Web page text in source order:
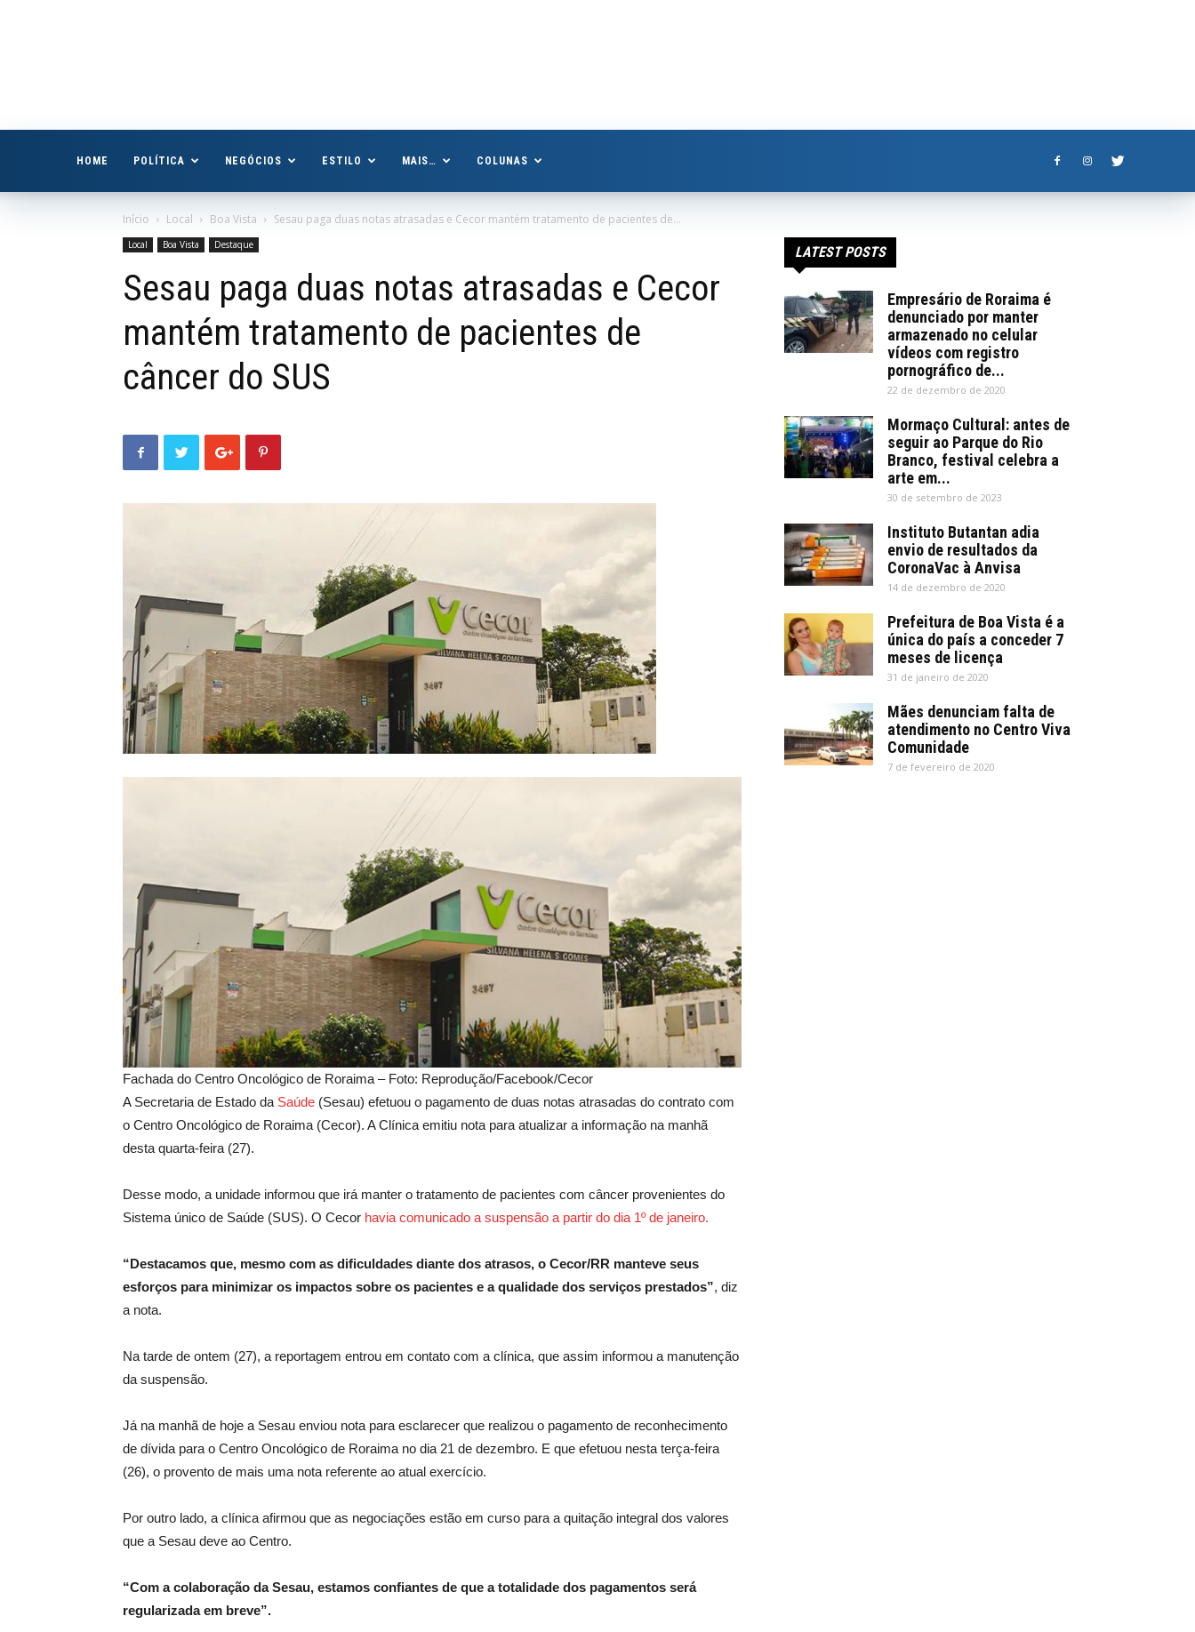
HOME POLÍTICA NEGÓCIOS ESTILO MAIS… COLUNAS
Início Local Boa Vista Sesau paga duas notas atrasadas e Cecor mantém tratamento de pacientes de...
Local Boa Vista Destaque
Sesau paga duas notas atrasadas e Cecor
mantém tratamento de pacientes de
câncer do SUS
Fachada do Centro Oncológico de Roraima – Foto: Reprodução/Facebook/Cecor
A Secretaria de Estado da Saúde (Sesau) efetuou o pagamento de duas notas atrasadas do contrato com
o Centro Oncológico de Roraima (Cecor). A Clínica emitiu nota para atualizar a informação na manhã
desta quarta-feira (27).
Desse modo, a unidade informou que irá manter o tratamento de pacientes com câncer provenientes do
Sistema único de Saúde (SUS). O Cecor havia comunicado a suspensão a partir do dia 1º de janeiro.
“Destacamos que, mesmo com as dificuldades diante dos atrasos, o Cecor/RR manteve seus
esforços para minimizar os impactos sobre os pacientes e a qualidade dos serviços prestados”, diz
a nota.
Na tarde de ontem (27), a reportagem entrou em contato com a clínica, que assim informou a manutenção
da suspensão.
Já na manhã de hoje a Sesau enviou nota para esclarecer que realizou o pagamento de reconhecimento
de dívida para o Centro Oncológico de Roraima no dia 21 de dezembro. E que efetuou nesta terça-feira
(26), o provento de mais uma nota referente ao atual exercício.
Por outro lado, a clínica afirmou que as negociações estão em curso para a quitação integral dos valores
que a Sesau deve ao Centro.
“Com a colaboração da Sesau, estamos confiantes de que a totalidade dos pagamentos será
regularizada em breve”.
LATEST POSTS
Empresário de Roraima é
denunciado por manter
armazenado no celular
vídeos com registro
pornográfico de...
22 de dezembro de 2020
Mormaço Cultural: antes de
seguir ao Parque do Rio
Branco, festival celebra a
arte em...
30 de setembro de 2023
Instituto Butantan adia
envio de resultados da
CoronaVac à Anvisa
14 de dezembro de 2020
Prefeitura de Boa Vista é a
única do país a conceder 7
meses de licença
31 de janeiro de 2020
Mães denunciam falta de
atendimento no Centro Viva
Comunidade
7 de fevereiro de 2020